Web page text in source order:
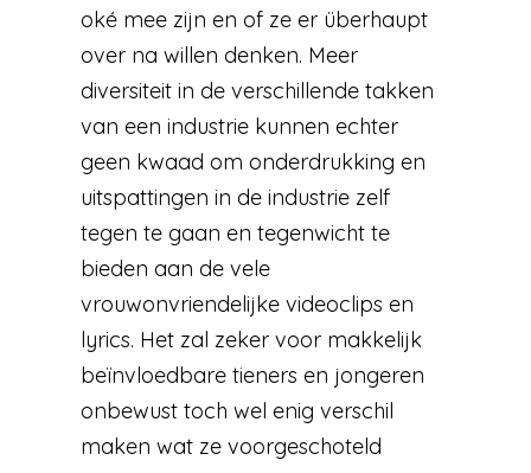
oké mee zijn en of ze er überhaupt
over na willen denken. Meer
diversiteit in de verschillende takken
van een industrie kunnen echter
geen kwaad om onderdrukking en
uitspattingen in de industrie zelf
tegen te gaan en tegenwicht te
bieden aan de vele
vrouwonvriendelijke videoclips en
lyrics. Het zal zeker voor makkelijk
beïnvloedbare tieners en jongeren
onbewust toch wel enig verschil
maken wat ze voorgeschoteld